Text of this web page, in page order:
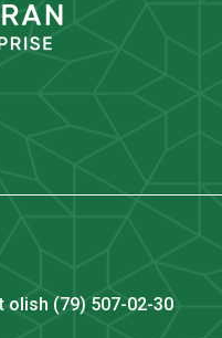
olish (79) 507-02-30